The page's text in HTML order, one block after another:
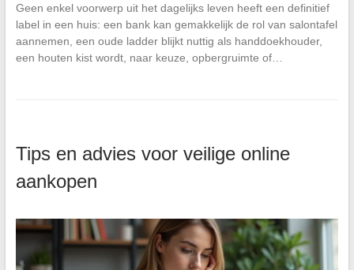
Geen enkel voorwerp uit het dagelijks leven heeft een definitief
label in een huis: een bank kan gemakkelijk de rol van salontafel
aannemen, een oude ladder blijkt nuttig als handdoekhouder,
een houten kist wordt, naar keuze, opbergruimte of…
Tips en advies voor veilige online
aankopen